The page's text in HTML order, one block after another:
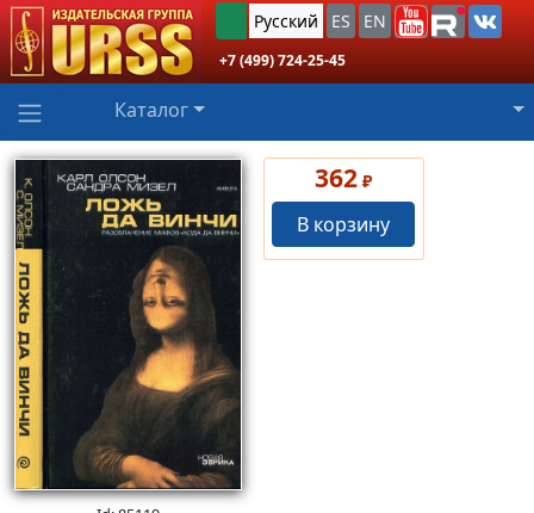
Русский ES EN
+7 (499) 724-25-45
Каталог
362 ₽
В корзину